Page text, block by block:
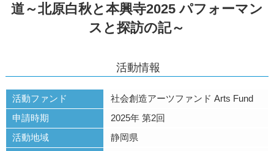
道～北原白秋と本興寺2025 パフォーマン
スと探訪の記～
活動情報
活動ファンド
社会創造アーツファンド Arts Fund
申請時期
2025年 第2回
活動地域
静岡県